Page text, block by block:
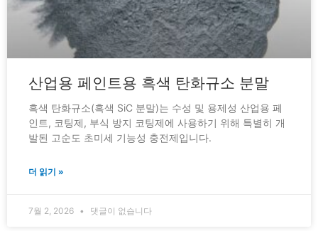
산업용 페인트용 흑색 탄화규소 분말
흑색 탄화규소(흑색 SiC 분말)는 수성 및 용제성 산업용 페
인트, 코팅제, 부식 방지 코팅제에 사용하기 위해 특별히 개
발된 고순도 초미세 기능성 충전제입니다.
더 읽기 »
7월 2, 2026 댓글이 없습니다